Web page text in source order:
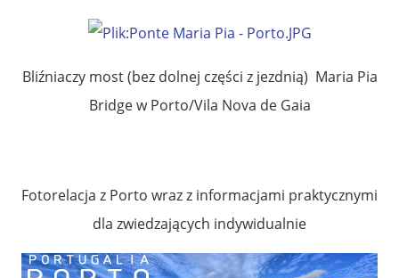
Bliźniaczy most (bez dolnej części z jezdnią) Maria Pia
Bridge w Porto/Vila Nova de Gaia
Fotorelacja z Porto wraz z informacjami praktycznymi
dla zwiedzających indywidualnie